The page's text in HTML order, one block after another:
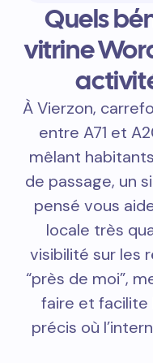
Quels
vitrine
À Vierzon,
entre A71 et
mêlant
de passage, un
pensé vous
locale très
visibilité sur les
“près de moi”,
faire et
précis où